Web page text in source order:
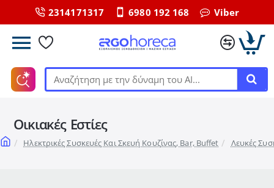
2314171317 6980 192 168 Viber
Αναζήτηση
δύναμη
ΑΙ...
Οικιακές Εστίες
homeΗλεκτρικές Συσκευές Και Σκευή Κουζίνας, Bar, Buffet Λευκές